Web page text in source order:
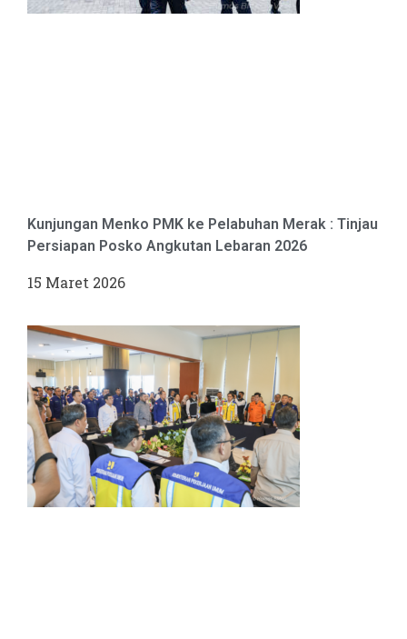
Kunjungan Menko PMK ke Pelabuhan Merak : Tinjau
Persiapan Posko Angkutan Lebaran 2026
15 Maret 2026